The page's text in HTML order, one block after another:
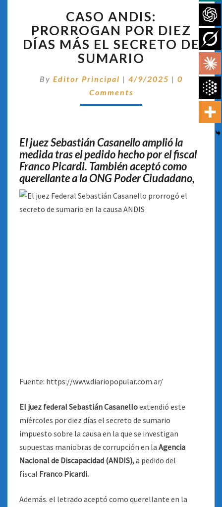
ANDIS:
PRORROGAN
POR
DIEZ
DÍAS
EL
SECRETO
DE
CASO ANDIS:
PRORROGAN POR DIEZ
DÍAS MÁS EL SECRETO DE
SUMARIO
By Editor Principal | 4/9/2025 | 0
Comments
El juez Sebastián Casanello amplió la
medida tras el pedido hecho por el fiscal
Franco Picardi. También aceptó como
querellante a la ONG Poder Ciudadano,
Fuente: https://www.diariopopular.com.ar/
El juez federal Sebastián Casanelloextendió este
miércoles por diez días el secreto de sumario
impuesto sobre la causa en la que se investigan
supuestas maniobras de corrupción en la Agencia
Nacional de Discapacidad (ANDIS),a pedido del
fiscal Franco Picardi.
Además. el letrado aceptó como querellante en la